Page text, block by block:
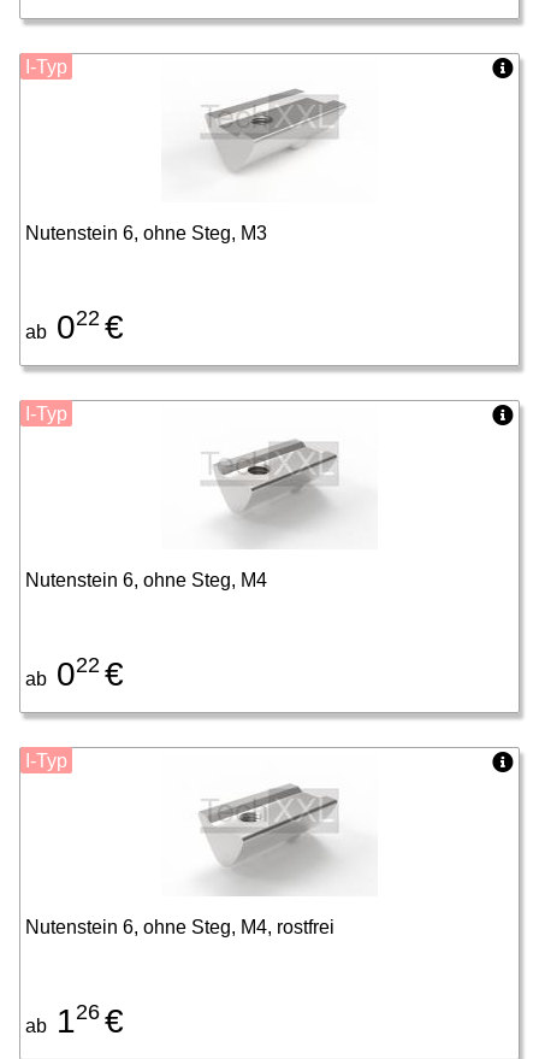
Nutenstein 6, ohne Steg, M3
ab 022 €
I-Typ
Nutenstein 6, ohne Steg, M4
ab 022 €
I-Typ
Nutenstein 6, ohne Steg, M4, rostfrei
ab 126 €
I-Typ